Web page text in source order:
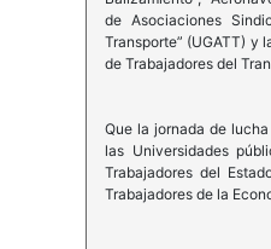
de Asociaciones
Transporte” (UGATT) y
de Trabajadores del
Que la jornada de
las Universidades
Trabajadores del
Trabajadores de la